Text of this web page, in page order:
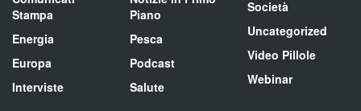
Stampa
Energia
Europa
Interviste
Piano
Pesca
Podcast
Salute
Società
Uncategorized
Video Pillole
Webinar